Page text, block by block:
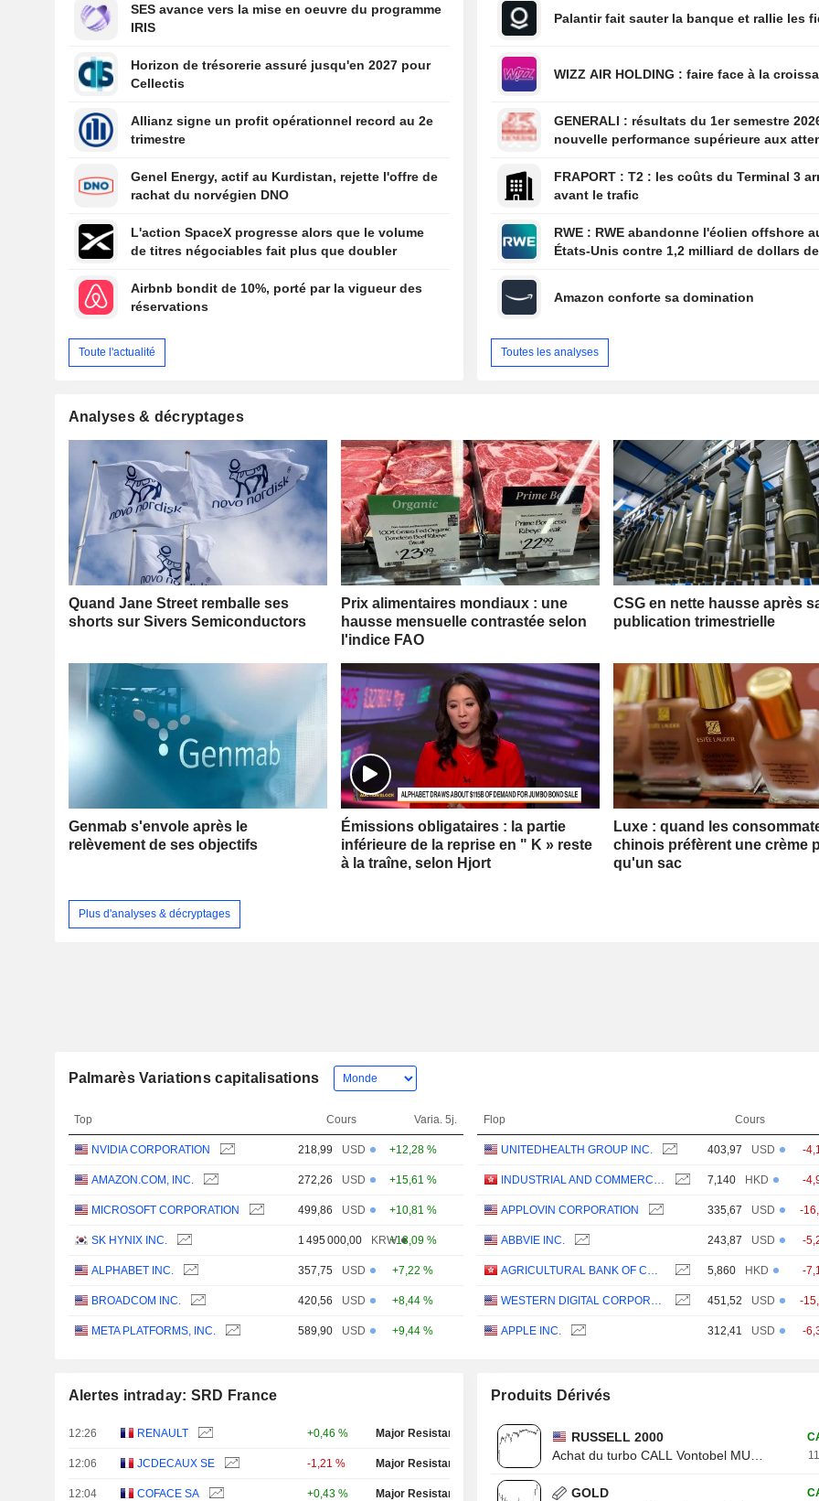
prévisions
météo sur les
prévisions
12:45
L'UE autorise le
Apollo Global
SES avance vers la mise en oeuvre du programme
IRIS
Horizon de trésorerie assuré jusqu'en 2027 pour
Cellectis
Allianz signe un profit opérationnel record au 2e
trimestre
Genel Energy, actif au Kurdistan, rejette l'offre de
rachat du norvégien DNO
L'action SpaceX progresse alors que le volume
de titres négociables fait plus que doubler
Airbnb bondit de 10%, porté par la vigueur des
réservations
Toute l'actualité
Palantir fait sauter la banque et rallie les
WIZZ AIR HOLDING : faire face à la
GENERALI : résultats du 1er semestre 2026 : une
nouvelle performance supérieure aux
FRAPORT : T2 : les coûts du Terminal 3 arrivent
avant le trafic
RWE : RWE abandonne l'éolien offshore aux
États-Unis contre 1,2 milliard de dollars de
Amazon conforte sa domination
Toutes les analyses
Analyses & décryptages
Quand Jane Street remballe ses
shorts sur Sivers Semiconductors
Prix alimentaires mondiaux : une
hausse mensuelle contrastée selon
l'indice FAO
CSG en nette hausse après
publication trimestrielle
Genmab s'envole après le
relèvement de ses objectifs
Émissions obligataires : la partie
inférieure de la reprise en " K » reste
à la traîne, selon Hjort
Luxe : quand les
chinois préfèrent une crème
qu'un sac
Plus d'analyses & décryptages
Palmarès Variations capitalisations
Top Cours Varia. 5j.
NVIDIA CORPORATION 218,99 USD +12,28 %
AMAZON.COM, INC. 272,26 USD +15,61 %
MICROSOFT CORPORATION 499,86 USD +10,81 %
SK HYNIX INC. 1 495 000,00 KRW+13,09 %
ALPHABET INC. 357,75 USD +7,22 %
BROADCOM INC. 420,56 USD +8,44 %
META PLATFORMS, INC. 589,90 USD +9,44 %
Flop Cours
UNITEDHEALTH GROUP INC. 403,97 USD -
7,140 HKD -
APPLOVIN CORPORATION 335,67 USD -
ABBVIE INC. 243,87 USD -
5,860 HKD -
451,52 USD -
APPLE INC. 312,41 USD -
Alertes intraday: SRD France
12:26 RENAULT +0,46 % Major Resistance Test
12:06 JCDECAUX SE -1,21 % Major Resistance Test
12:04 COFACE SA +0,43 % Major Resistance Test
Produits Dérivés
RUSSELL 2000
Achat du turbo CALL Vontobel MU13V
GOLD